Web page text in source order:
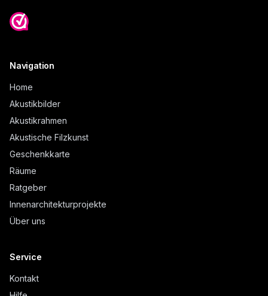
Navigation
Home
Akustikbilder
Akustikrahmen
Akustische Filzkunst
Geschenkkarte
Räume
Ratgeber
Innenarchitekturprojekte
Über uns
Service
Kontakt